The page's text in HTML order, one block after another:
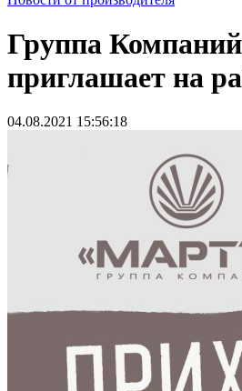
Группа
приглашает на
04.08.2021 15:56:18